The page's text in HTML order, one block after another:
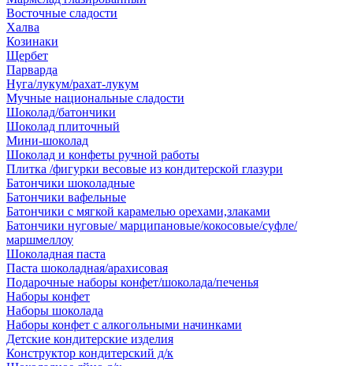
Восточные сладости
Халва
Козинаки
Щербет
Парварда
Нуга/лукум/рахат-лукум
Мучные национальные сладости
Шоколад/батончики
Шоколад плиточный
Мини-шоколад
Шоколад и конфеты ручной работы
Плитка /фигурки весовые из кондитерской глазури
Батончики шоколадные
Батончики вафельные
Батончики с мягкой карамелью орехами,злаками
Батончики нуговые/ марципановые/кокосовые/суфле/
маршмеллоу
Шоколадная паста
Паста шоколадная/арахисовая
Подарочные наборы конфет/шоколада/печенья
Наборы конфет
Наборы шоколада
Наборы конфет с алкогольными начинками
Детские кондитерские изделия
Конструктор кондитерский д/к